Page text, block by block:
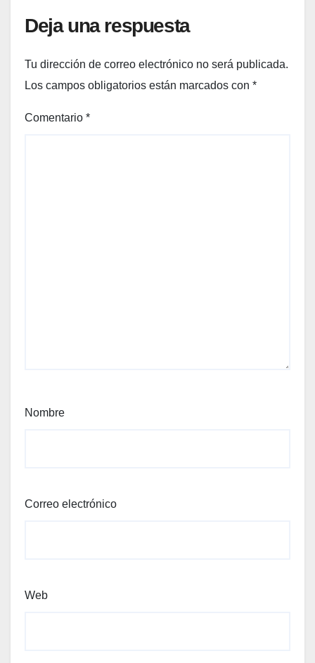
Deja una respuesta
Tu dirección de correo electrónico no será publicada.
Los campos obligatorios están marcados con *
Comentario *
Nombre
Correo electrónico
Web